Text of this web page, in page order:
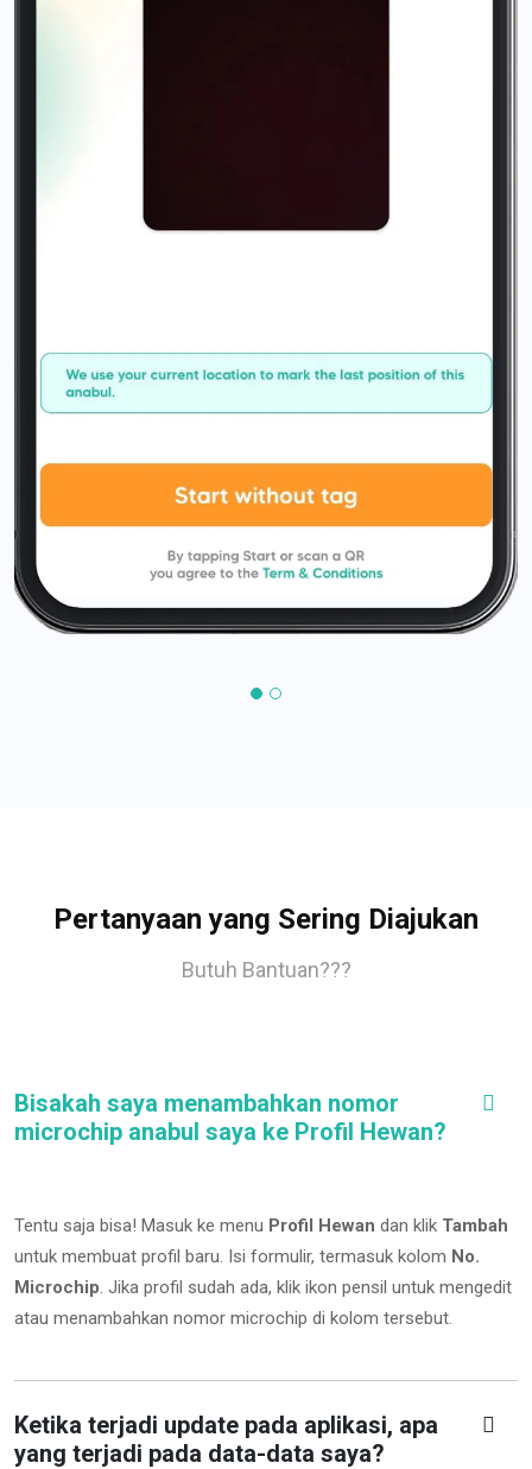
Pertanyaan yang Sering Diajukan
Butuh Bantuan???
Bisakah saya menambahkan nomor
microchip anabul saya ke Profil Hewan?
Tentu saja bisa! Masuk ke menu Profil Hewan dan klik Tambah
untuk membuat profil baru. Isi formulir, termasuk kolom No.
Microchip. Jika profil sudah ada, klik ikon pensil untuk mengedit
atau menambahkan nomor microchip di kolom tersebut.
Ketika terjadi update pada aplikasi, apa
yang terjadi pada data-data saya?